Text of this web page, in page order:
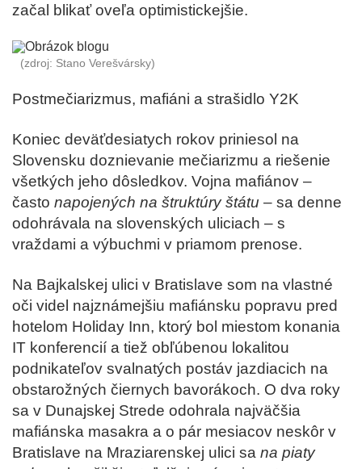
začal blikať oveľa optimistickejšie.
(zdroj: Stano Verešvársky)
Postmečiarizmus, mafiáni a strašidlo Y2K
Koniec deväťdesiatych rokov priniesol na
Slovensku doznievanie mečiarizmu a riešenie
všetkých jeho dôsledkov. Vojna mafiánov –
často napojených na štruktúry štátu – sa denne
odohrávala na slovenských uliciach – s
vraždami a výbuchmi v priamom prenose.
Na Bajkalskej ulici v Bratislave som na vlastné
oči videl najznámejšiu mafiánsku popravu pred
hotelom Holiday Inn, ktorý bol miestom konania
IT konferencií a tiež obľúbenou lokalitou
podnikateľov svalnatých postáv jazdiacich na
obstarožných čiernych bavorákoch. O dva roky
sa v Dunajskej Strede odohrala najväčšia
mafiánska masakra a o pár mesiacov neskôr v
Bratislave na Mraziarenskej ulici sa na piaty